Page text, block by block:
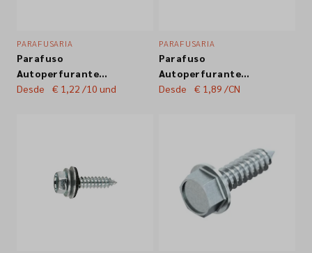
PARAFUSARIA
Parafuso
Autoperfurante
Sextavado DIN7504K
Desde € 1,22 /10 und
PARAFUSARIA
Parafuso
Autoperfurante
Sextavado DIN7504K
Desde € 1,89 /CN